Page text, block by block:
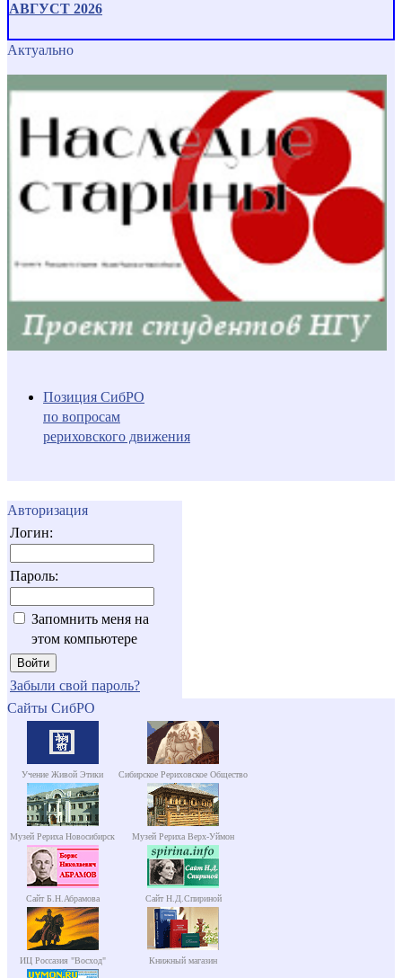
АВГУСТ 2026
Актуально
Позиция СибРО
по вопросам
рериховского движения
Авторизация
Логин:
Пароль:
Запомнить меня на
этом компьютере
Забыли свой пароль?
Сайты СибРО
Учение Живой Этики Сибирское Рериховское Общество
Музей Рериха Новосибирск Музей Рериха Верх-Уймон
Сайт Б.Н.Абрамова Сайт Н.Д.Спириной
ИЦ Россазия "Восход" Книжный магазин